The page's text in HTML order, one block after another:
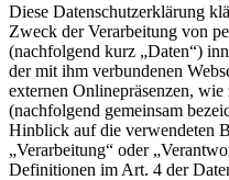
Diese Datenschutzerklärung
Zweck der Verarbeitung von
(nachfolgend kurz „Daten“)
der mit ihm verbundenen
externen Onlinepräsenzen,
(nachfolgend gemeinsam
Hinblick auf die verwendeten
„Verarbeitung“ oder
Definitionen im Art. 4 der